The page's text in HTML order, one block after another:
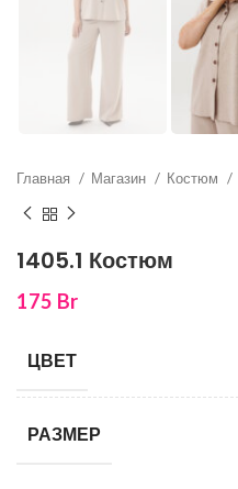
Главная Магазин Костюм
1405.1 Костюм
175 Br
ЦВЕТ
РАЗМЕР